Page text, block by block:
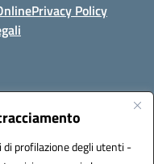
profilazione degli utenti -
Privacy Policy